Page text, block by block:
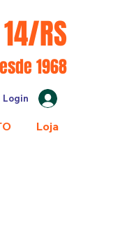
14/RS
1968
Login
Loja